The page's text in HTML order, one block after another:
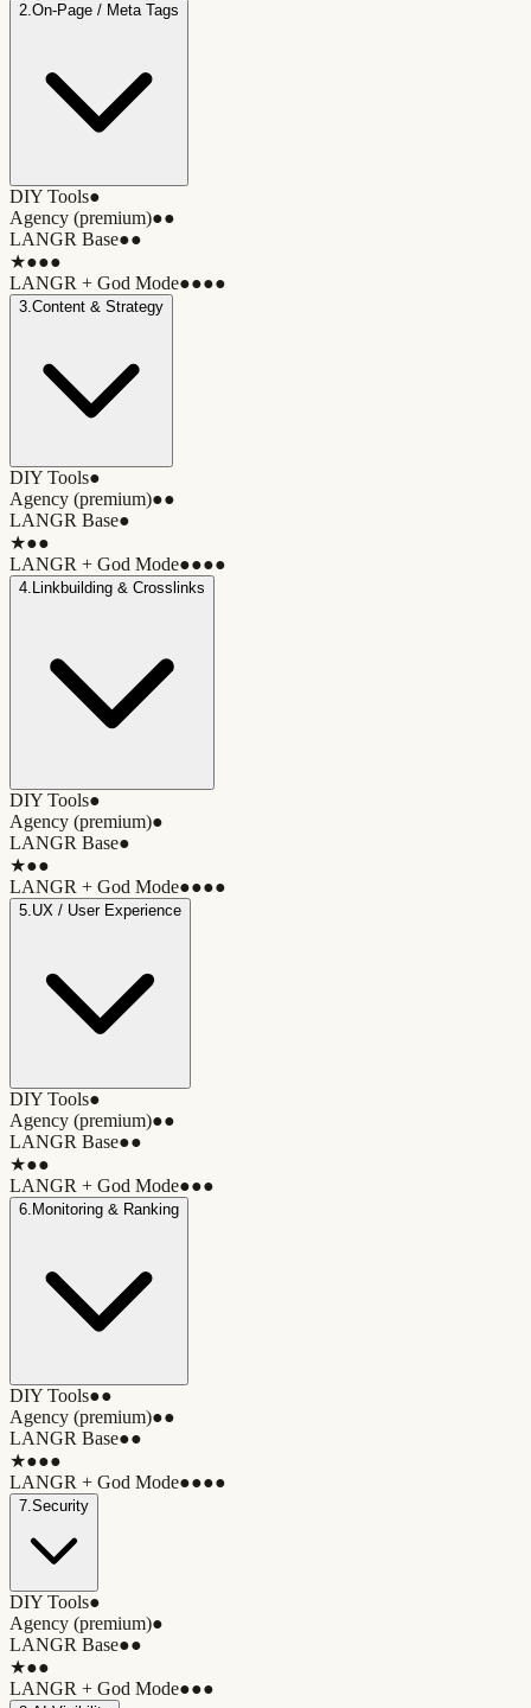
2.On-Page / Meta Tags
DIY Tools●
Agency (premium)●●
LANGR Base●●
★●●●
LANGR + God Mode●●●●
3.Content & Strategy
DIY Tools●
Agency (premium)●●
LANGR Base●
★●●
LANGR + God Mode●●●●
4. Linkbuilding & Crosslinks
DIY Tools●
Agency (premium)●
LANGR Base●
★●●
LANGR + God Mode●●●●
5.UX / User Experience
DIY Tools●
Agency (premium)●●
LANGR Base●●
★●●
LANGR + God Mode●●●
6. Monitoring & Ranking
DIY Tools●●
Agency (premium)●●
LANGR Base●●
★●●●
LANGR + God Mode●●●●
7.Security
DIY Tools●
Agency (premium)●
LANGR Base●●
★●●
LANGR + God Mode●●●